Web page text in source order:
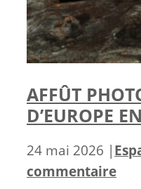
AFFÛT
D’EUROPE
24 mai 2026 |
commentaire